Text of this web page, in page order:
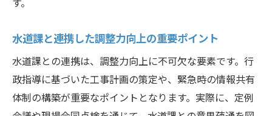
調整力がもたらす賢い水道工事計画の立て
方
コストを抑えつつ質を高める調整力の秘訣
水道工事計画で見落としがちな調整力の視
水道課と連携した調整力向上の重要ポイント
水道課との連携は、調整力向上に不可欠な要素です。行
政指導に基づいた工事計画の策定や、緊急時の情報共有
体制の構築が重要なポイントとなります。実際に、定例